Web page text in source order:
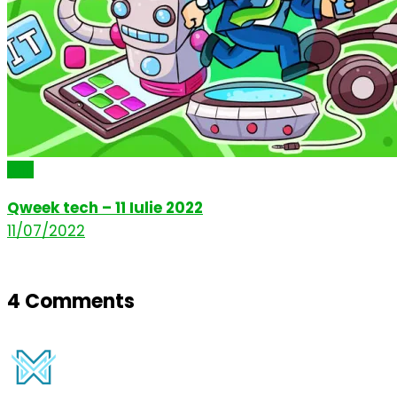
Qweek tech – 11 Iulie 2022
11/07/2022
4 Comments